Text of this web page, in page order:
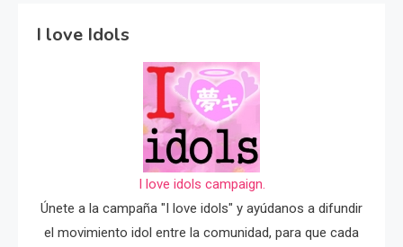
I love Idols
I love idols campaign.
Únete a la campaña "I love idols" y ayúdanos a difundir
el movimiento idol entre la comunidad, para que cada